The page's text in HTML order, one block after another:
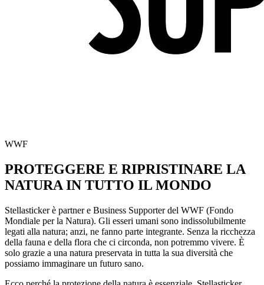
WWF
PROTEGGERE E RIPRISTINARE LA
NATURA IN TUTTO IL MONDO
Stellasticker è partner e Business Supporter del WWF (Fondo
Mondiale per la Natura). Gli esseri umani sono indissolubilmente
legati alla natura; anzi, ne fanno parte integrante. Senza la ricchezza
della fauna e della flora che ci circonda, non potremmo vivere. È
solo grazie a una natura preservata in tutta la sua diversità che
possiamo immaginare un futuro sano.